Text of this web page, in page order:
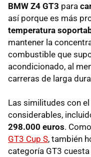
BMW Z4 GT3 para
así porque es más
temperatura
mantener la
combustible que
acondicionado, al
carreras de larga
Las similitudes con
considerables,
298.000 euros.
GT3 Cup S, también
categoría GT3